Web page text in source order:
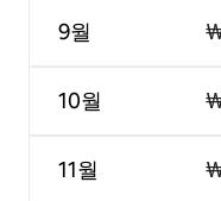
9월
10월
11월